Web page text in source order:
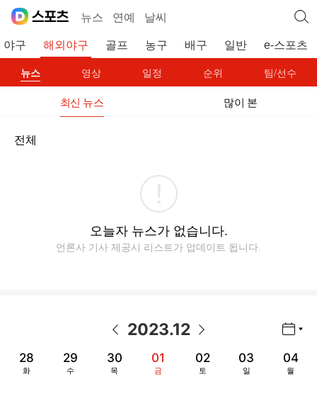
뉴스 연예 날씨
야구 해외야구 골프 농구 배구 일반 e-스포츠
뉴스 영상 일정 순위 팀/선수
최신 뉴스 많이 본
전체
오늘자 뉴스가 없습니다.
언론사 기사 제공시 리스트가 업데이트 됩니다.
2023.12
28
화
29
수
30
목
01
금
02
토
03
일
04
월